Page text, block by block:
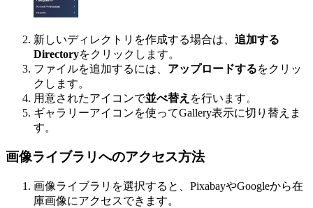
新しいディレクトリを作成する場合は、 追加する
Directoryをクリックします。
ファイルを追加するには、 アップロードするをクリッ
クします。
用意されたアイコンで並べ替え を行います。
ギャラリーアイコンを使ってGallery表示に切り替えま
す。
画像ライブラリへのアクセス方法
画像ライブラリを選択すると、PixabayやGoogleから在
庫画像にアクセスできます。